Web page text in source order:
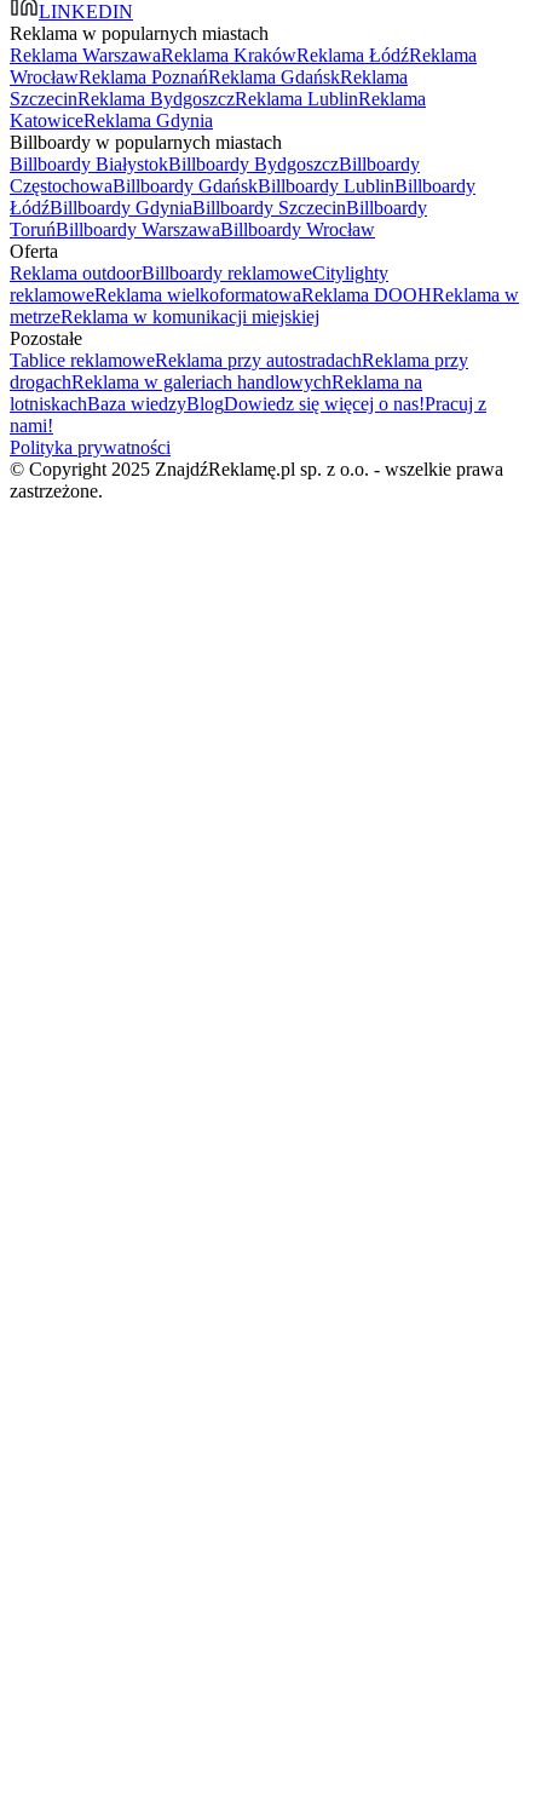
LINKEDIN
Reklama w popularnych miastach
Reklama WarszawaReklama KrakówReklama ŁódźReklama
WrocławReklama PoznańReklama GdańskReklama
SzczecinReklama BydgoszczReklama LublinReklama
KatowiceReklama Gdynia
Billboardy w popularnych miastach
Billboardy BiałystokBillboardy BydgoszczBillboardy
CzęstochowaBillboardy GdańskBillboardy LublinBillboardy
ŁódźBillboardy GdyniaBillboardy SzczecinBillboardy
ToruńBillboardy WarszawaBillboardy Wrocław
Oferta
Reklama outdoorBillboardy reklamoweCitylighty
reklamoweReklama wielkoformatowaReklama DOOHReklama w
metrzeReklama w komunikacji miejskiej
Pozostałe
Tablice reklamoweReklama przy autostradachReklama przy
drogachReklama w galeriach handlowychReklama na
lotniskachBaza wiedzyBlogDowiedz się więcej o nas!Pracuj z
nami!
Polityka prywatności
© Copyright 2025 ZnajdźReklamę.pl sp. z o.o. - wszelkie prawa
zastrzeżone.